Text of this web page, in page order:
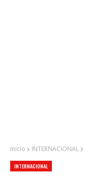
Inicio INTERNACIONAL
INTERNACIONAL